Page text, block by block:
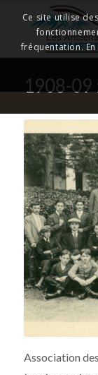
1908-09
Association
Ce site utilise
fréquentation.